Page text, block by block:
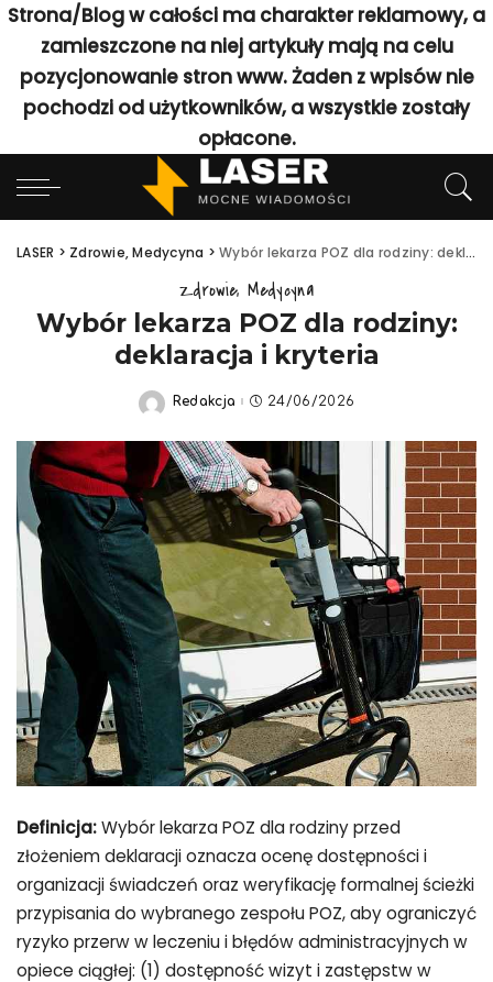
Strona/Blog w całości ma charakter reklamowy, a
zamieszczone na niej artykuły mają na celu
pozycjonowanie stron www. Żaden z wpisów nie
pochodzi od użytkowników, a wszystkie zostały
opłacone.
LASER > Zdrowie, Medycyna >Wybór lekarza POZ dla rodziny: deklaracja i kryteria
Zdrowie, Medycyna
Wybór lekarza POZ dla rodziny:
deklaracja i kryteria
Posted
Redakcja 24/06/2026
Definicja:Wybór lekarza POZ dla rodziny przed
złożeniem deklaracji oznacza ocenę dostępności i
organizacji świadczeń oraz weryfikację formalnej ścieżki
przypisania do wybranego zespołu POZ, aby ograniczyć
ryzyko przerw w leczeniu i błędów administracyjnych w
opiece ciągłej: (1) dostępność wizyt i zastępstw w